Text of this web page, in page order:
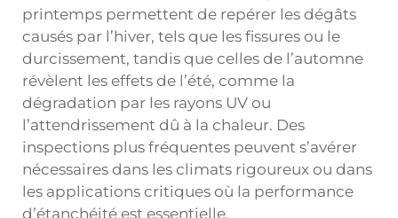
printemps permettent de repérer les dégâts
causés par l’hiver, tels que les fissures ou le
durcissement, tandis que celles de l’automne
révèlent les effets de l’été, comme la
dégradation par les rayons UV ou
l’attendrissement dû à la chaleur. Des
inspections plus fréquentes peuvent s’avérer
nécessaires dans les climats rigoureux ou dans
les applications critiques où la performance
d’étanchéité est essentielle.